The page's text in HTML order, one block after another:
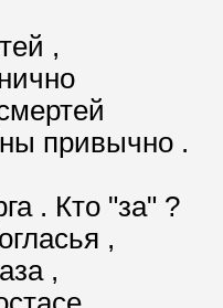
,
привычно .
. Кто "за" ?
,
,